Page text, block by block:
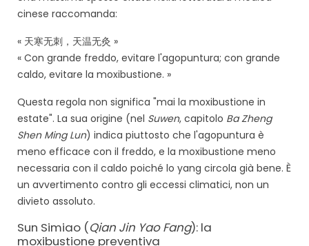
cinese raccomanda:
« 天寒无刺，天温无灸 »
« Con grande freddo, evitare l'agopuntura; con grande
caldo, evitare la moxibustione. »
Questa regola non significa "mai la moxibustione in
estate". La sua origine (nel Suwen, capitolo Ba Zheng
Shen Ming Lun) indica piuttosto che l'agopuntura è
meno efficace con il freddo, e la moxibustione meno
necessaria con il caldo poiché lo yang circola già bene. È
un avvertimento contro gli eccessi climatici, non un
divieto assoluto.
Sun Simiao (Qian Jin Yao Fang): la
moxibustione preventiva